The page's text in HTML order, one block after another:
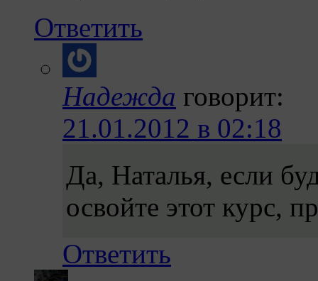
Ответить
Надежда говорит:
21.01.2012 в 02:18
Да, Наталья, если
освойте этот курс,
Ответить